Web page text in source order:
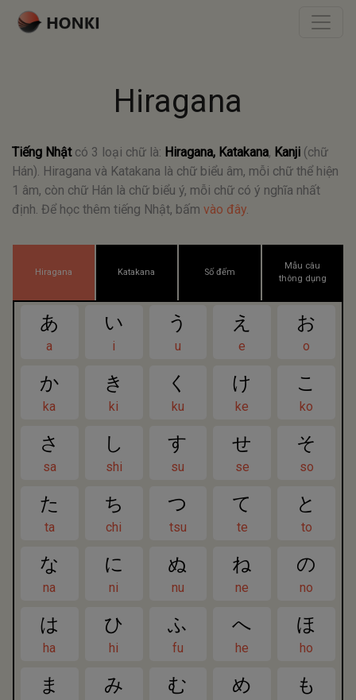
Hiragana
Tiếng Nhật có 3 loại chữ là: Hiragana, Katakana, Kanji (chữ
Hán). Hiragana và Katakana là chữ biểu âm, mỗi chữ thể hiện
1 âm, còn chữ Hán là chữ biểu ý, mỗi chữ có ý nghĩa nhất
định. Để học thêm tiếng Nhật, bấm vào đây.
Hiragana Katakana Số đếm
Mẫu câu
thông dụng
あ
a
い
i
う
u
え
e
お
o
か
ka
き
ki
く
ku
け
ke
こ
ko
さ
sa
し
shi
す
su
せ
se
そ
so
た
ta
ち
chi
つ
tsu
て
te
と
to
な
na
に
ni
ぬ
nu
ね
ne
の
no
は
ha
ひ
hi
ふ
fu
へ
he
ほ
ho
ま み む め も